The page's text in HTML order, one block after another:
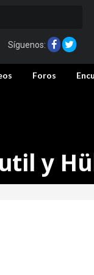
Síguenos:
Foros
y